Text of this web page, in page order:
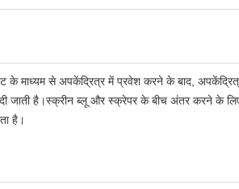
के माध्यम से अपकेंद्रित्र में प्रवेश करने के बाद, अपकेंद्रित्र
जाती है।स्क्रीन ब्लू और स्क्रेपर के बीच अंतर करने के लिए
है।